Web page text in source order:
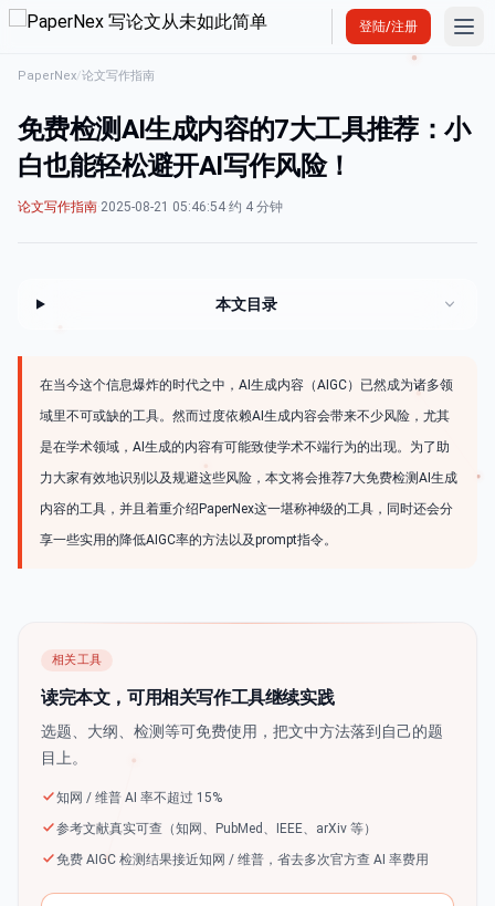
登陆/注册
PaperNex/论文写作指南
免费检测AI生成内容的7大工具推荐：小
白也能轻松避开AI写作风险！
论文写作指南·2025-08-21 05:46:54·约 4 分钟
本文目录
在当今这个信息爆炸的时代之中，AI生成内容（AIGC）已然成为诸多领
域里不可或缺的工具。然而过度依赖AI生成内容会带来不少风险，尤其
是在学术领域，AI生成的内容有可能致使学术不端行为的出现。为了助
力大家有效地识别以及规避这些风险，本文将会推荐7大免费检测AI生成
内容的工具，并且着重介绍PaperNex这一堪称神级的工具，同时还会分
享一些实用的降低AIGC率的方法以及prompt指令。
相关工具
读完本文，可用相关写作工具继续实践
选题、大纲、检测等可免费使用，把文中方法落到自己的题
目上。
知网 / 维普 AI 率不超过 15%
参考文献真实可查（知网、PubMed、IEEE、arXiv 等）
免费 AIGC 检测结果接近知网 / 维普，省去多次官方查 AI 率费用